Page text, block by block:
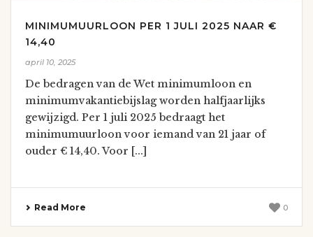
MINIMUMUURLOON PER 1 JULI 2025 NAAR €
14,40
april 10, 2025
De bedragen van de Wet minimumloon en
minimumvakantiebijslag worden halfjaarlijks
gewijzigd. Per 1 juli 2025 bedraagt het
minimumuurloon voor iemand van 21 jaar of
ouder € 14,40. Voor [...]
Read More 0